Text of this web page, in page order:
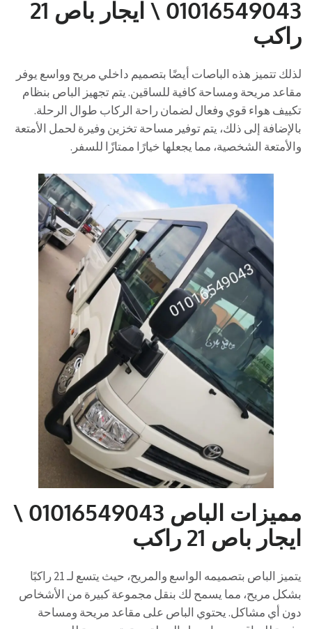
01016549043 \ ايجار باص 21
راكب
لذلك تتميز هذه الباصات أيضًا بتصميم داخلي مريح وواسع يوفر
مقاعد مريحة ومساحة كافية للساقين. يتم تجهيز الباص بنظام
تكييف هواء قوي وفعال لضمان راحة الركاب طوال الرحلة.
بالإضافة إلى ذلك، يتم توفير مساحة تخزين وفيرة لحمل الأمتعة
والأمتعة الشخصية، مما يجعلها خيارًا ممتازًا للسفر.
مميزات الباص 01016549043 \
ايجار باص 21 راكب
يتميز الباص بتصميمه الواسع والمريح، حيث يتسع لـ 21 راكبًا
بشكل مريح، مما يسمح لك بنقل مجموعة كبيرة من الأشخاص
دون أي مشاكل. يحتوي الباص على مقاعد مريحة ومساحة